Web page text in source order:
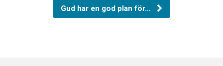
Gud har en god plan för…